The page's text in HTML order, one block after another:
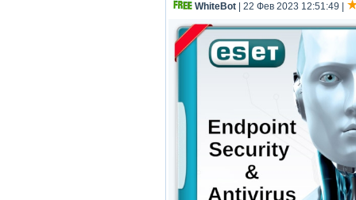
WhiteBot | 22 Фев 2023 12:51:49